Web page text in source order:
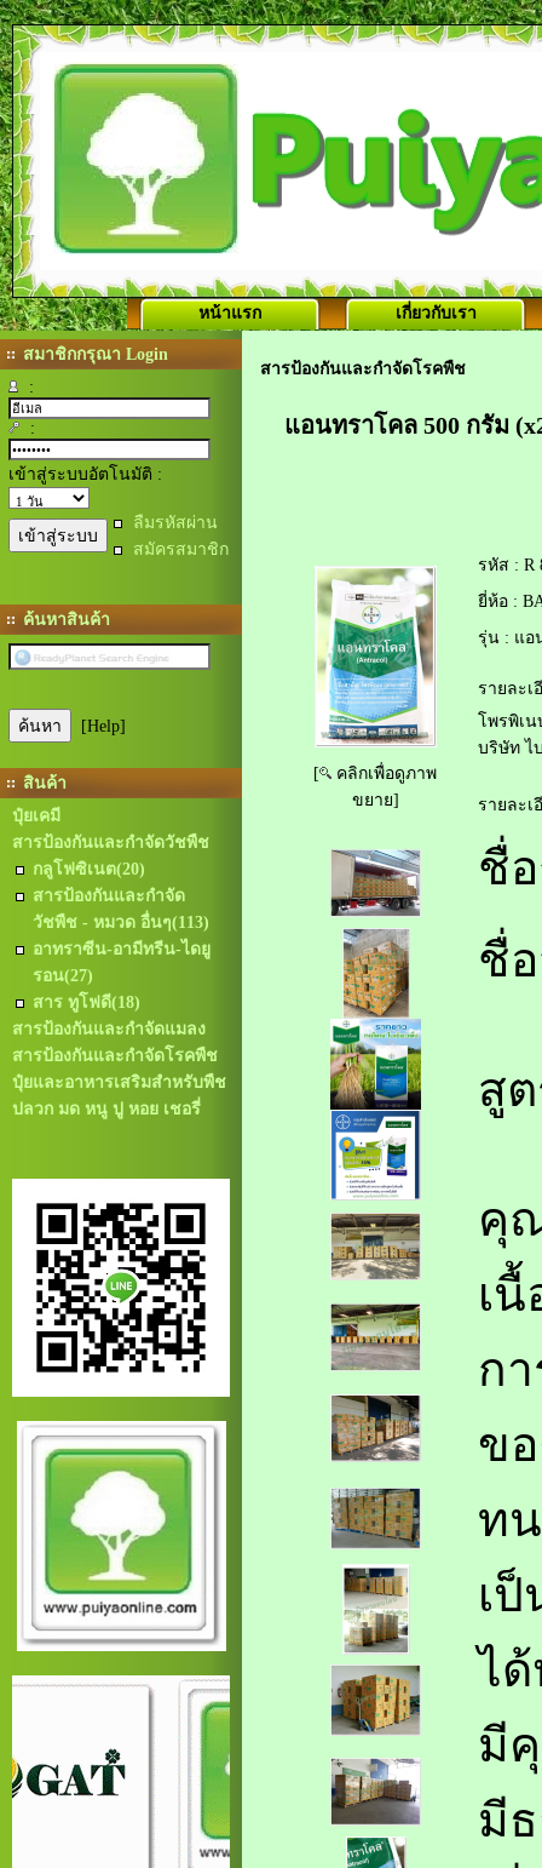
หน้าแรก เกี่ยวกับเรา
สมาชิกกรุณา Login
:
:
เข้าสู่ระบบอัตโนมัติ :
ลืมรหัสผ่าน
สมัครสมาชิก
ค้นหาสินค้า
[Help]
สินค้า
ปุ๋ยเคมี
สารป้องกันและกำจัดวัชพืช
กลูโฟซิเนต(20)
สารป้องกันและกำจัด
วัชพืช - หมวด อื่นๆ(113)
อาทราซีน-อามีทรีน-ไดยู
รอน(27)
สาร ทูโฟดี(18)
สารป้องกันและกำจัดแมลง
สารป้องกันและกำจัดโรคพืช
ปุ๋ยและอาหารเสริมสำหรับพืช
ปลวก มด หนู ปู หอย เชอรี่
สารป้องกันและกำจัดโรคพืช
แอนทราโคล 500 กรัม
[
คลิกเพื่อดูภาพ
ขยาย]
รหัส : R
ยี่ห้อ :
รุ่น : แอ
รายละเ
โพรพิเน
บริษัท ไ
รายละเ
ชื่
ชื่
สู
คุ
เ
ก
ข
ท
เ
ไ
มี
มี